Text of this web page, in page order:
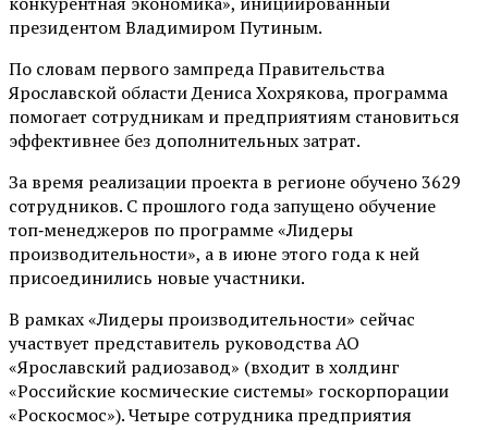
президентом Владимиром Путиным.
По словам первого зампреда Правительства
Ярославской области Дениса Хохрякова, программа
помогает сотрудникам и предприятиям становиться
эффективнее без дополнительных затрат.
За время реализации проекта в регионе обучено 3629
сотрудников. С прошлого года запущено обучение
топ‑менеджеров по программе «Лидеры
производительности», а в июне этого года к ней
присоединились новые участники.
В рамках «Лидеры производительности» сейчас
участвует представитель руководства АО
«Ярославский радиозавод» (входит в холдинг
«Российские космические системы» госкорпорации
«Роскосмос»). Четыре сотрудника предприятия